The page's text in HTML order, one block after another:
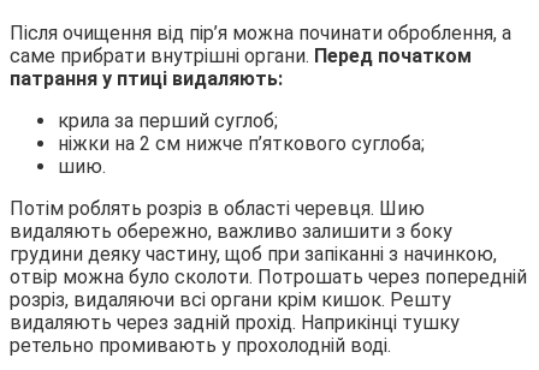
Після очищення від пір’я можна починати оброблення, а
саме прибрати внутрішні органи. Перед початком
патрання у птиці видаляють:
крила за перший суглоб;
ніжки на 2 см нижче п’яткового суглоба;
шию.
Потім роблять розріз в області черевця. Шию
видаляють обережно, важливо залишити з боку
грудини деяку частину, щоб при запіканні з начинкою,
отвір можна було сколоти. Потрошать через попередній
розріз, видаляючи всі органи крім кишок. Решту
видаляють через задній прохід. Наприкінці тушку
ретельно промивають у прохолодній воді.